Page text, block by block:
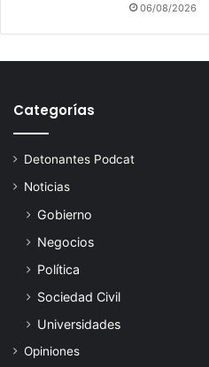
06/08/2026
Categorías
Detonantes Podcat
Noticias
Gobierno
Negocios
Política
Sociedad Civil
Universidades
Opiniones